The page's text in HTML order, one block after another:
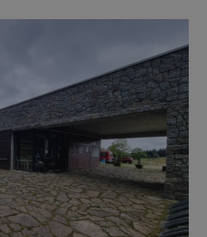
s touto významnou